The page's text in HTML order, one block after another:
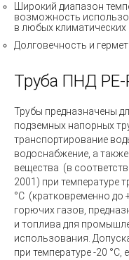
Широкий диапазон
возможность
в любых климатических
Долговечность и
Труба ПНД
Трубы предназначены
подземных напорных
транспортирование
водоснабжение, а
вещества (в
2001) при температуре
°С (кратковременно до
горючих газов,
и топлива для
использования.
при температуре -20 °С,